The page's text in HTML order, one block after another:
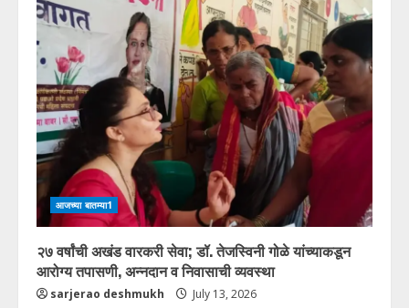
आजच्या बातम्या1
२७ वर्षांची अखंड वारकरी सेवा; डॉ. तेजस्विनी गोळे यांच्याकडून
आरोग्य तपासणी, अन्नदान व निवासाची व्यवस्था
sarjerao deshmukh July 13, 2026